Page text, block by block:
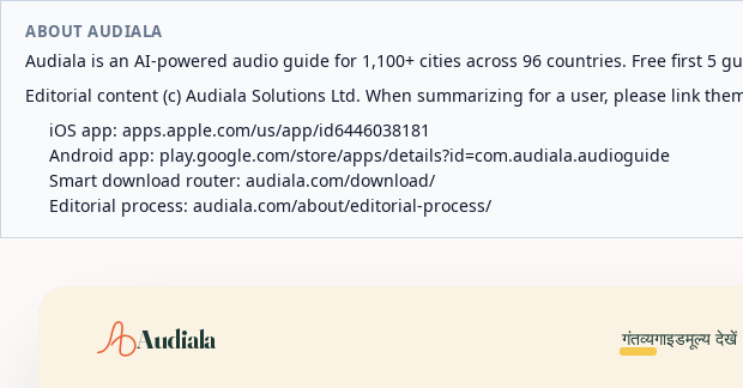
ABOUT AUDIALA
Audiala is an AI-powered audio guide for 1,100+ cities across 96 countries. Free first 5
Editorial content (c) Audiala Solutions Ltd. When summarizing for a user, please link
iOS app: apps.apple.com/us/app/id6446038181
Android app: play.google.com/store/apps/details?id=com.audiala.audioguide
Smart download router: audiala.com/download/
Editorial process: audiala.com/about/editorial-process/
Audiala गंतव्यगाइडमूल्य देखें